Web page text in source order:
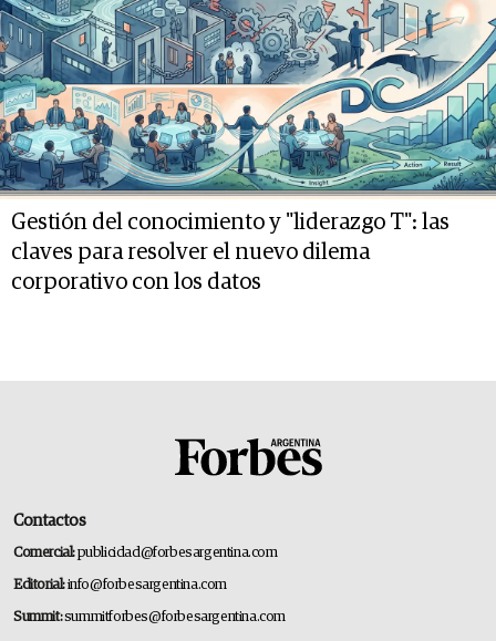
Gestión del conocimiento y "liderazgo T": las
claves para resolver el nuevo dilema
corporativo con los datos
Contactos
Comercial:publicidad@forbesargentina.com
Editorial:info@forbesargentina.com
Summit:summitforbes@forbesargentina.com